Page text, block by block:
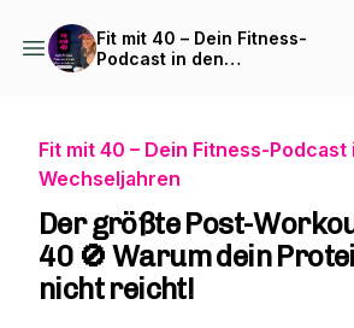
Fit mit 40 – Dein Fitness-
Podcast in den
Fit mit 40 – Dein Fitness-Podcast
Wechseljahren
Der größte Post-
40 🚫 Warum dein
nicht reicht!